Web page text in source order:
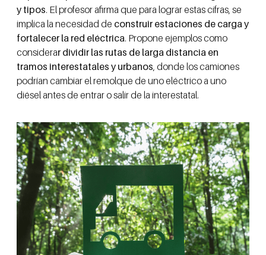
y tipos. El profesor afirma que para lograr estas cifras, se
implica la necesidad de construir estaciones de carga y
fortalecer la red eléctrica. Propone ejemplos como
considerar dividir las rutas de larga distancia en
tramos interestatales y urbanos, donde los camiones
podrían cambiar el remolque de uno eléctrico a uno
diésel antes de entrar o salir de la interestatal.